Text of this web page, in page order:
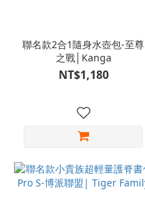
聯名款2合1隨身水壺包-至尊
之戰│Kanga
NT$1,180